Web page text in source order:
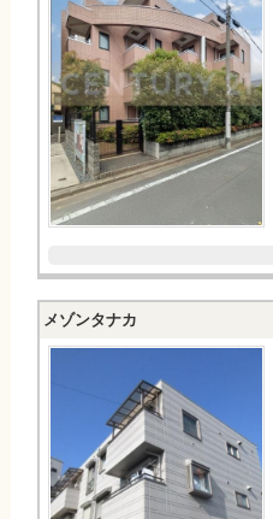
メゾンタナカ